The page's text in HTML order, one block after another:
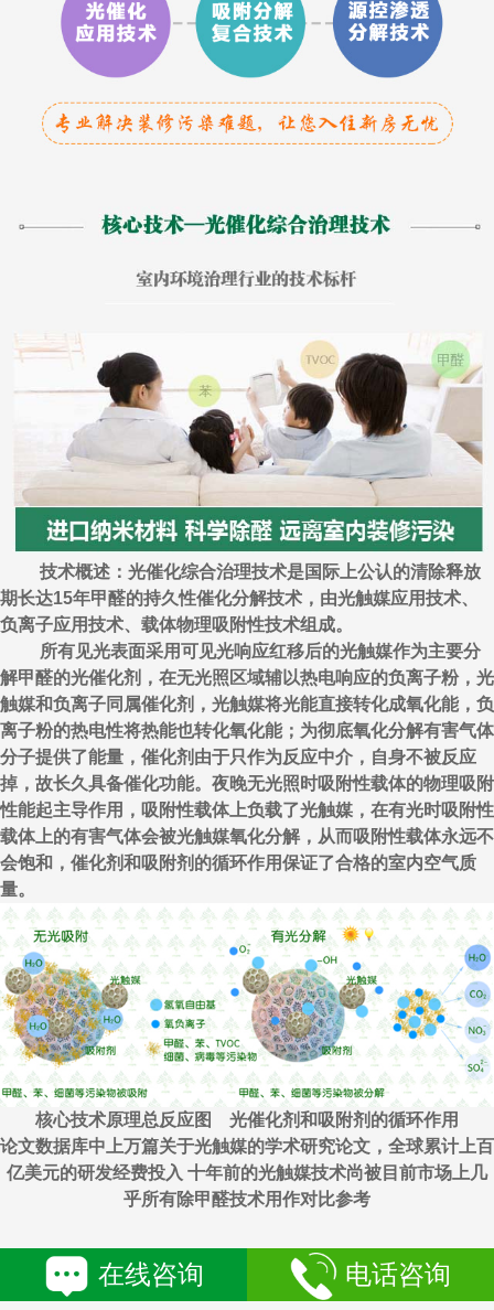
技术概述：光催化综合治理技术是国际上公认的清除释放
期长达15年甲醛的持久性催化分解技术，由光触媒应用技术、
负离子应用技术、载体物理吸附性技术组成。
所有见光表面采用可见光响应红移后的光触媒作为主要分
解甲醛的光催化剂，在无光照区域辅以热电响应的负离子粉，光
触媒和负离子同属催化剂，光触媒将光能直接转化成氧化能，负
离子粉的热电性将热能也转化氧化能；为彻底氧化分解有害气体
分子提供了能量，催化剂由于只作为反应中介，自身不被反应
掉，故长久具备催化功能。夜晚无光照时吸附性载体的物理吸附
性能起主导作用，吸附性载体上负载了光触媒，在有光时吸附性
载体上的有害气体会被光触媒氧化分解，从而吸附性载体永远不
会饱和，催化剂和吸附剂的循环作用保证了合格的室内空气质
量。
核心技术原理总反应图 光催化剂和吸附剂的循环作用
论文数据库中上万篇关于光触媒的学术研究论文，全球累计上百
亿美元的研发经费投入 十年前的光触媒技术尚被目前市场上几
乎所有除甲醛技术用作对比参考
在线咨询 电话咨询